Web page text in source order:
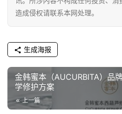
讯
业
消
费
生
活
造成侵权请联系本网处理。
生成海报
金韩蜜本（AUCURBITA）品
学修护方案
上一篇